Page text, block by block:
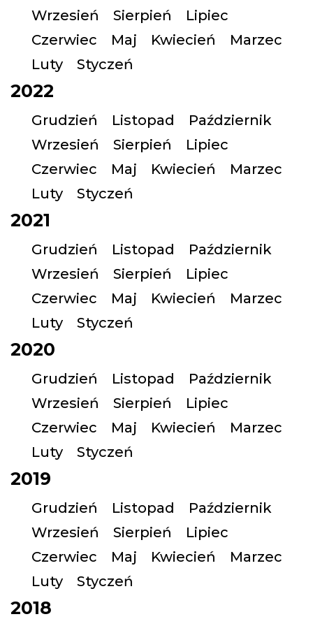
Wrzesień
Sierpień
Lipiec
Czerwiec
Maj Kwiecień
Marzec
Luty
Styczeń
2022
Grudzień Listopad
Październik
Wrzesień
Sierpień
Lipiec
Czerwiec
Maj Kwiecień
Marzec
Luty
Styczeń
2021
Grudzień Listopad
Październik
Wrzesień
Sierpień
Lipiec
Czerwiec
Maj Kwiecień
Marzec
Luty
Styczeń
2020
Grudzień Listopad
Październik
Wrzesień
Sierpień
Lipiec
Czerwiec
Maj Kwiecień
Marzec
Luty
Styczeń
2019
Grudzień Listopad
Październik
Wrzesień
Sierpień
Lipiec
Czerwiec
Maj Kwiecień
Marzec
Luty
Styczeń
2018